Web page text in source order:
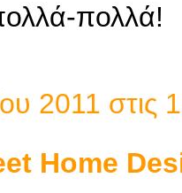
πολλά!
2011 στις
Home